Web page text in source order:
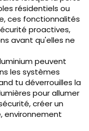
résidentiels ou
ces fonctionnalités
proactives,
avant qu'elles ne
peuvent
les systèmes
tu déverrouilles la
pour allumer
créer un
environnement